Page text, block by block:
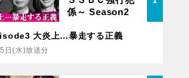
係～ Season2
大炎上…暴走する正義
日(水)放送分